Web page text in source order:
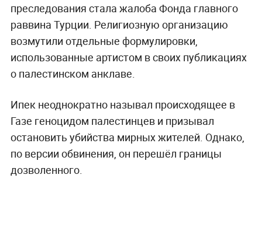
преследования стала жалоба Фонда главного
раввина Турции. Религиозную организацию
возмутили отдельные формулировки,
использованные артистом в своих публикациях
о палестинском анклаве.
Ипек неоднократно называл происходящее в
Газе геноцидом палестинцев и призывал
остановить убийства мирных жителей. Однако,
по версии обвинения, он перешёл границы
дозволенного.